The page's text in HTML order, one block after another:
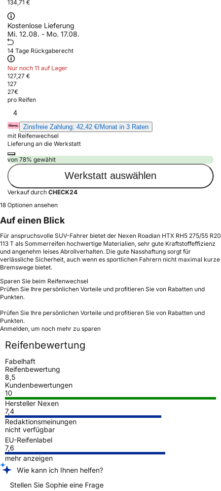
134,71 €
Kostenlose Lieferung
Mi. 12.08. - Mo. 17.08.
14 Tage Rückgaberecht
Nur noch 11 auf Lager
127,27 €
127
27€
pro Reifen
4
Zinsfreie Zahlung: 42,42 €/Monat in 3 Raten
mit Reifenwechsel
Lieferung an die Werkstatt
von 78% gewählt
Werkstatt auswählen
Verkauf durch CHECK24
18 Optionen ansehen
Auf einen Blick
Für anspruchsvolle SUV-Fahrer bietet der Nexen Roadian HTX RH5 275/55 R20
113 T als Sommerreifen hochwertige Materialien, sehr gute Kraftstoffeffizienz
und angenehm leises Abrollverhalten. Die gute Nasshaftung sorgt für
verlässliche Sicherheit, auch wenn es sportlichen Fahrern nicht maximal kurze
Bremswege bietet.
Sparen Sie beim Reifenwechsel
Prüfen Sie Ihre persönlichen Vorteile und profitieren Sie von Rabatten und
Punkten.
Prüfen Sie Ihre persönlichen Vorteile und profitieren Sie von Rabatten und
Punkten.
Anmelden, um noch mehr zu sparen
Reifenbewertung
Fabelhaft
Reifenbewertung
8,5
Kundenbewertungen
10
Hersteller Nexen
7,4
Redaktionsmeinungen
nicht verfügbar
EU-Reifenlabel
7,6
mehr anzeigen
Wie kann ich Ihnen helfen?
Stellen Sie Sophie eine Frage